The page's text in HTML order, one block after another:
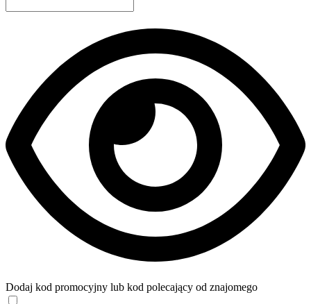
Dodaj kod promocyjny lub kod polecający od znajomego